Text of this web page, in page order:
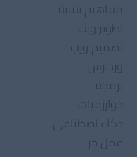
مفاهيم تقنية
تطوير ويب
تصميم ويب
وردبرس
برمجة
خوارزميات
ذكاء اصطناعى
عمل حر